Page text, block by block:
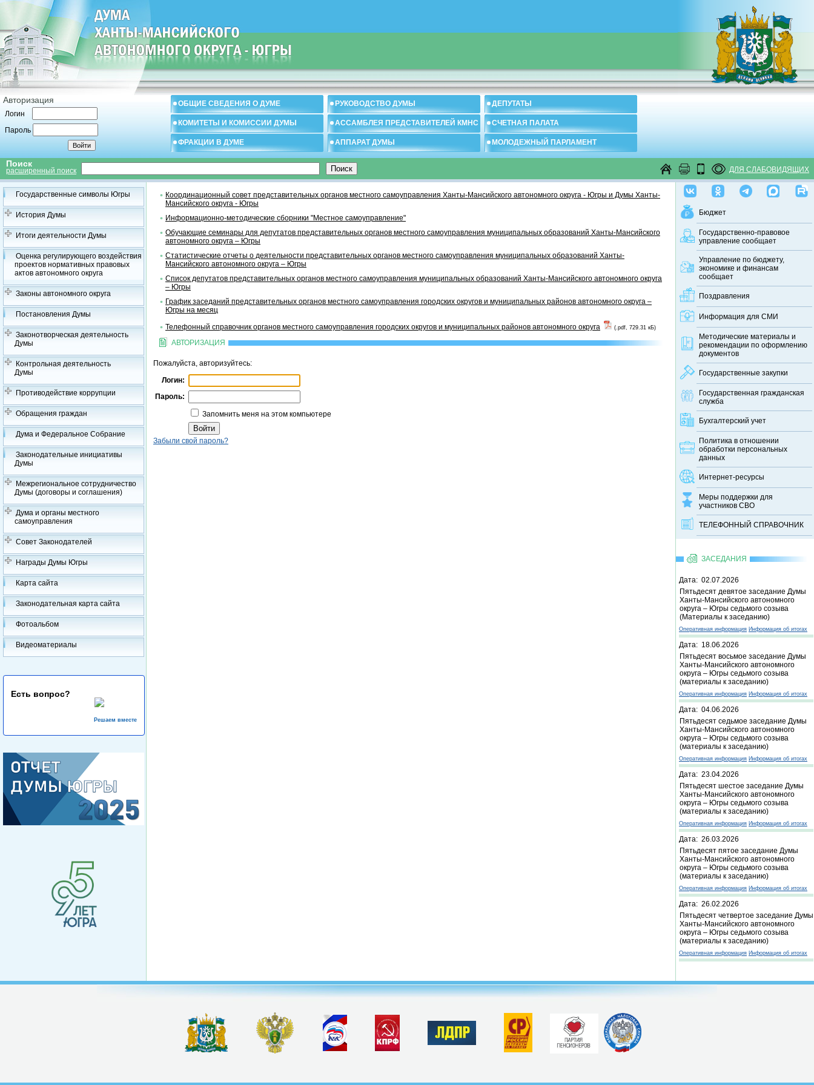
Авторизация
Логин
Пароль
ОБЩИЕ СВЕДЕНИЯ О ДУМЕ РУКОВОДСТВО ДУМЫ ДЕПУТАТЫ
КОМИТЕТЫ И КОМИССИИ ДУМЫ АССАМБЛЕЯ ПРЕДСТАВИТЕЛЕЙ КМНС СЧЕТНАЯ ПАЛАТА
ФРАКЦИИ В ДУМЕ АППАРАТ ДУМЫ МОЛОДЕЖНЫЙ ПАРЛАМЕНТ
Поиск
расширенный поиск ДЛЯ СЛАБОВИДЯЩИХ
Государственные символы Югры
История Думы
Итоги деятельности Думы
Оценка регулирующего воздействия
проектов нормативных правовых
актов автономного округа
Законы автономного округа
Постановления Думы
Законотворческая деятельность
Думы
Контрольная деятельность
Думы
Противодействие коррупции
Обращения граждан
Дума и Федеральное Собрание
Законодательные инициативы
Думы
Межрегиональное сотрудничество
Думы (договоры и соглашения)
Дума и органы местного
самоуправления
Совет Законодателей
Награды Думы Югры
Карта сайта
Законодательная карта сайта
Фотоальбом
Видеоматериалы
Есть вопрос?
Решаем вместе
Бюджет
Государственно-правовое
управление сообщает
Управление по бюджету,
экономике и финансам
сообщает
Поздравления
Информация для СМИ
Методические материалы и
рекомендации по оформлению
документов
Государственные закупки
Государственная гражданская
служба
Бухгалтерский учет
Политика в отношении
обработки персональных
данных
Интернет-ресурсы
Меры поддержки для
участников СВО
ТЕЛЕФОННЫЙ CПРАВОЧНИК
ЗАСЕДАНИЯ
Дата: 02.07.2026
Пятьдесят девятое заседание Думы
Ханты-Мансийского автономного
округа – Югры седьмого созыва
(Материалы к заседанию)
Оперативная информация Информация об итогах
Дата: 18.06.2026
Пятьдесят восьмое заседание Думы
Ханты-Мансийского автономного
округа – Югры седьмого созыва
(материалы к заседанию)
Оперативная информация Информация об итогах
Дата: 04.06.2026
Пятьдесят седьмое заседание Думы
Ханты-Мансийского автономного
округа – Югры седьмого созыва
(материалы к заседанию)
Оперативная информация Информация об итогах
Дата: 23.04.2026
Пятьдесят шестое заседание Думы
Ханты-Мансийского автономного
округа – Югры седьмого созыва
(материалы к заседанию)
Оперативная информация Информация об итогах
Дата: 26.03.2026
Пятьдесят пятое заседание Думы
Ханты-Мансийского автономного
округа – Югры седьмого созыва
(материалы к заседанию)
Оперативная информация Информация об итогах
Дата: 26.02.2026
Пятьдесят четвертое заседание Думы
Ханты-Мансийского автономного
округа – Югры седьмого созыва
(материалы к заседанию)
Оперативная информация Информация об итогах
Координационный совет представительных органов местного самоуправления Ханты-Мансийского автономного округа - Югры и Думы Ханты-
Мансийского округа - Югры
Информационно-методические сборники "Местное самоуправление"
Обучающие семинары для депутатов представительных органов местного самоуправления муниципальных образований Ханты-Мансийского
автономного округа – Югры
Статистические отчеты о деятельности представительных органов местного самоуправления муниципальных образований Ханты-
Мансийского автономного округа – Югры
Список депутатов представительных органов местного самоуправления муниципальных образований Ханты-Мансийского автономного округа
– Югры
График заседаний представительных органов местного самоуправления городских округов и муниципальных районов автономного округа –
Югры на месяц
Телефонный справочник органов местного самоуправления городских округов и муниципальных районов автономного округа
(.pdf, 729.31 кБ)
АВТОРИЗАЦИЯ
Пожалуйста, авторизуйтесь:
Логин:
Пароль:
Запомнить меня на этом компьютере
Забыли свой пароль?